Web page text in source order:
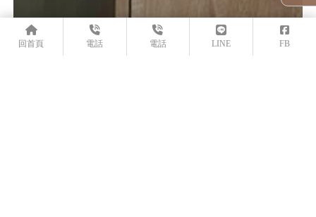
回首頁 電話 電話 LINE FB